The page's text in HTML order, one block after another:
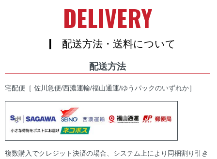
DELIVERY
| 配送方法・送料について
配送方法
宅配便［ 佐川急便/西濃運輸/福山通運/ゆうパックのいずれか］
複数購入でクレジット決済の場合、システム上により同梱割り引き